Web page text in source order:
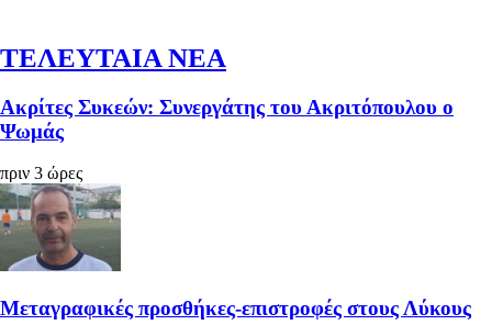
ΤΕΛΕΥΤΑΙΑ ΝΕΑ
Ακρίτες Συκεών: Συνεργάτης του Ακριτόπουλου ο
Ψωμάς
πριν 3 ώρες
Μεταγραφικές προσθήκες-επιστροφές στους Λύκους